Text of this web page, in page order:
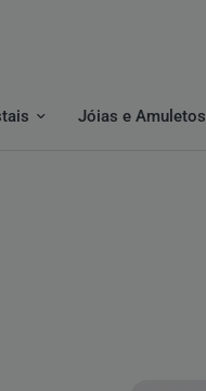
Jóias e Amuletos